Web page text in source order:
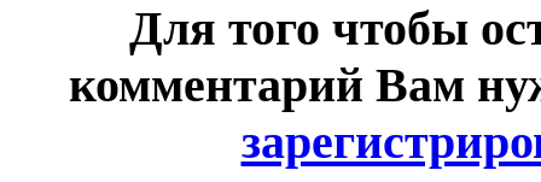
Для того чтобы
комментарий Вам